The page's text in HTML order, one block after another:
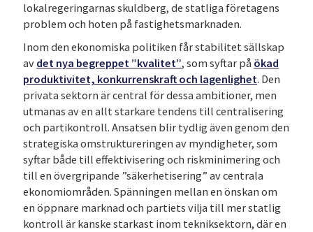
lokalregeringarnas skuldberg, de statliga företagens
problem och hoten på fastighetsmarknaden.
Inom den ekonomiska politiken får stabilitet sällskap
av det nya begreppet”kvalitet”, som syftar på ökad
produktivitet, konkurrenskraft och lagenlighet. Den
privata sektorn är central för dessa ambitioner, men
utmanas av en allt starkare tendens till centralisering
och partikontroll. Ansatsen blir tydlig även genom den
strategiska omstruktureringen av myndigheter, som
syftar både till effektivisering och riskminimering och
till en övergripande ”säkerhetisering” av centrala
ekonomiområden. Spänningen mellan en önskan om
en öppnare marknad och partiets vilja till mer statlig
kontroll är kanske starkast inom tekniksektorn, där en